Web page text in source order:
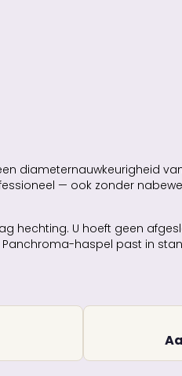
diameternauwkeurigheid
— ook zonder
hechting. U hoeft geen
haspel past in